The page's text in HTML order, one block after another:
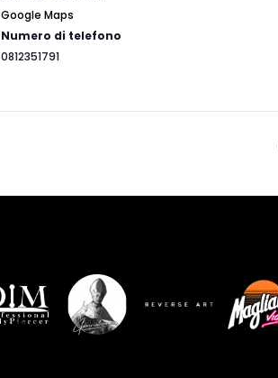
Google Maps
Numero di telefono
0812351791